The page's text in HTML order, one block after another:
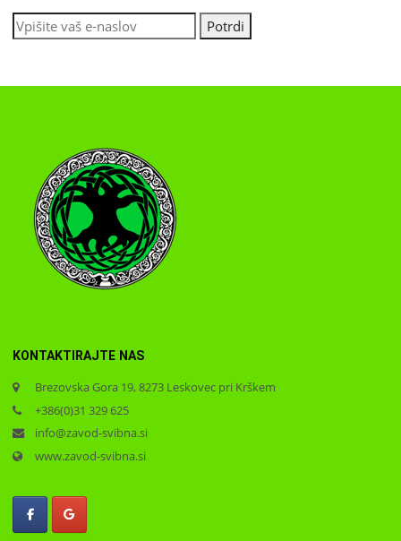
KONTAKTIRAJTE NAS
Brezovska Gora 19, 8273 Leskovec pri Krškem
+386(0)31 329 625
info@zavod-svibna.si
www.zavod-svibna.si